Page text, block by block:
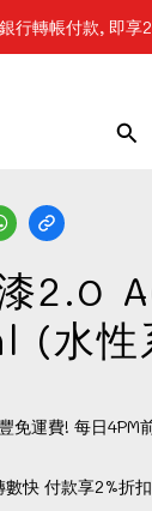
順豐自提點免
行轉帳付款, 即享
2.0
(水性
免運費! 每日4PM
快 付款享2%折扣